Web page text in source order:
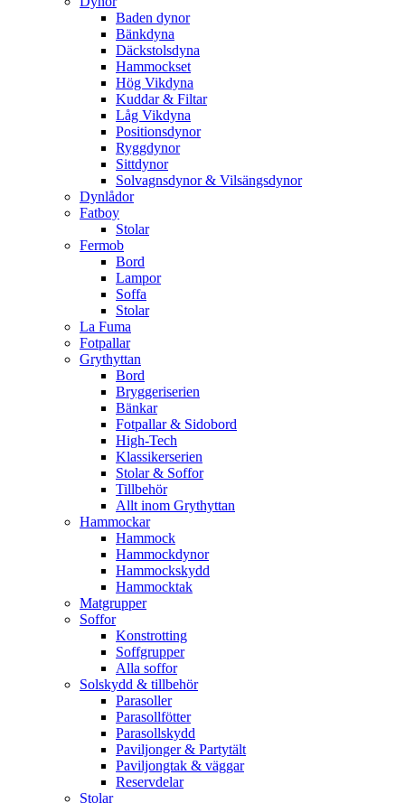
Baden dynor
Bänkdyna
Däckstolsdyna
Hammockset
Hög Vikdyna
Kuddar & Filtar
Låg Vikdyna
Positionsdynor
Ryggdynor
Sittdynor
Solvagnsdynor & Vilsängsdynor
Dynlådor
Fatboy
Stolar
Fermob
Bord
Lampor
Soffa
Stolar
La Fuma
Fotpallar
Grythyttan
Bord
Bryggeriserien
Bänkar
Fotpallar & Sidobord
High-Tech
Klassikerserien
Stolar & Soffor
Tillbehör
Allt inom Grythyttan
Hammockar
Hammock
Hammockdynor
Hammockskydd
Hammocktak
Matgrupper
Soffor
Konstrotting
Soffgrupper
Alla soffor
Solskydd & tillbehör
Parasoller
Parasollfötter
Parasollskydd
Paviljonger & Partytält
Paviljongtak & väggar
Reservdelar
Stolar